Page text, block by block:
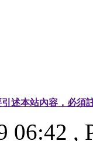
述本站內容，必須
06:42 ,